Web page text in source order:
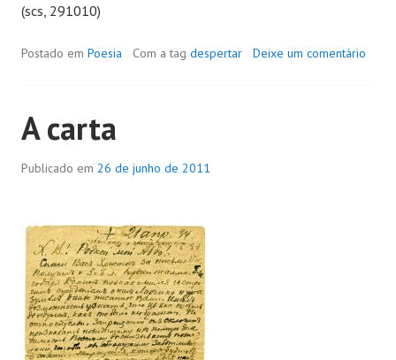
(scs, 291010)
Postado em Poesia Com a tag despertar Deixe um comentário
A carta
Publicado em 26 de junho de 2011